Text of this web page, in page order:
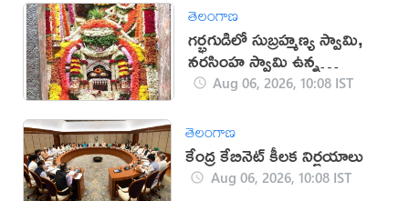
తెలంగాణ
గర్భగుడిలో సుబ్రహ్మణ్య స్వామి,
నరసింహ స్వామి ఉన్న
దేవాలయం ఇదే
Aug 06, 2026, 10:08 IST
తెలంగాణ
కేంద్ర కేబినెట్ కీలక నిర్ణయాలు
Aug 06, 2026, 10:08 IST